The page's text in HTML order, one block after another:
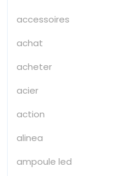
accessoires
achat
acheter
acier
action
alinea
ampoule led